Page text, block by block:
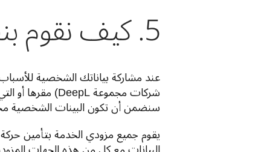
5. كيف نقوم بنقل البينات الشخصية دوليًا؟
سنضمن أن تكون البينات الشخصية